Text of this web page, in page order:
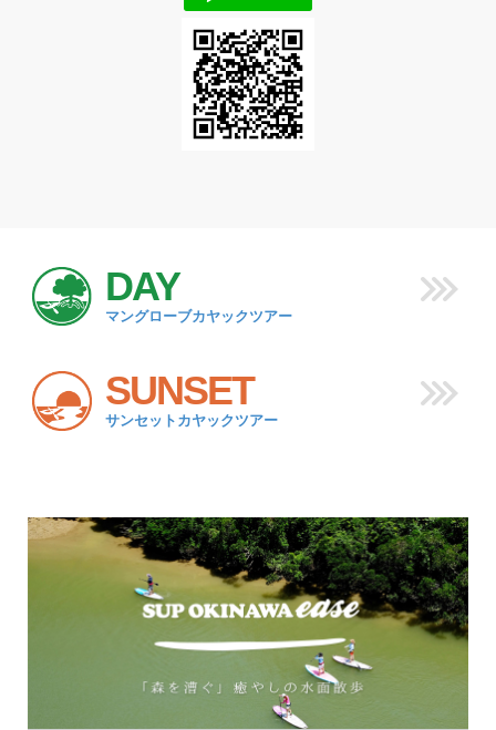
DAY
マングローブカヤックツアー
SUNSET
サンセットカヤックツアー